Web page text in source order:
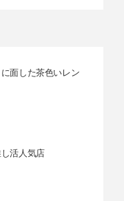
面した茶色いレン
活人気店